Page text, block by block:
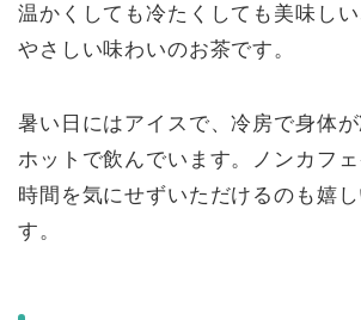
温かくしても冷たくしても美味し
やさしい味わいのお茶です。
暑い日にはアイスで、冷房で身体
ホットで飲んでいます。ノンカフェ
時間を気にせずいただけるのも嬉
す。